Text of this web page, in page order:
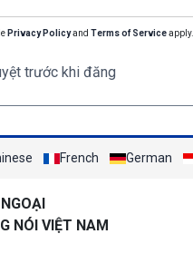
Privacy Policyand Terms of Serviceapply.
trước khi đăng
French German
NÓI VIỆT NAM